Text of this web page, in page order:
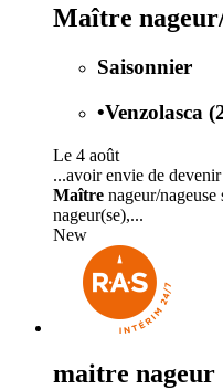
Maître
Saisonnier
•Venzolasca
Le 4 août
...avoir envie de
Maître nageur/
nageur(se),...
New
maitre nageur